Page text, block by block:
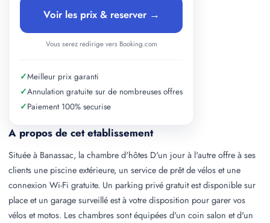
A propos de cet etablissement
Située à Banassac, la chambre d'hôtes D'un jour à l'autre offre à ses
clients une piscine extérieure, un service de prêt de vélos et une
connexion Wi-Fi gratuite. Un parking privé gratuit est disponible sur
place et un garage surveillé est à votre disposition pour garer vos
vélos et motos. Les chambres sont équipées d'un coin salon et d'un
Voir les prix & reserver →
Vous serez redirige vers Booking.com
✓Meilleur prix garanti
✓Annulation gratuite sur de nombreuses offres
✓Paiement 100% securise